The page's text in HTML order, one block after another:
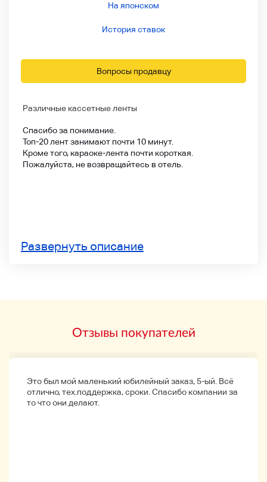
На японском
История ставок
Вопросы продавцу
Различные кассетные ленты
Спасибо за понимание.
Топ-20 лент занимают почти 10 минут.
Кроме того, караоке-лента почти короткая.
Пожалуйста, не возвращайтесь в отель.
Развернуть описание
Отзывы покупателей
Это был мой маленький юбилейный заказ, 5-ый. Всё
отлично, тех.поддержка, сроки. Спасибо компании за
то что они делают.